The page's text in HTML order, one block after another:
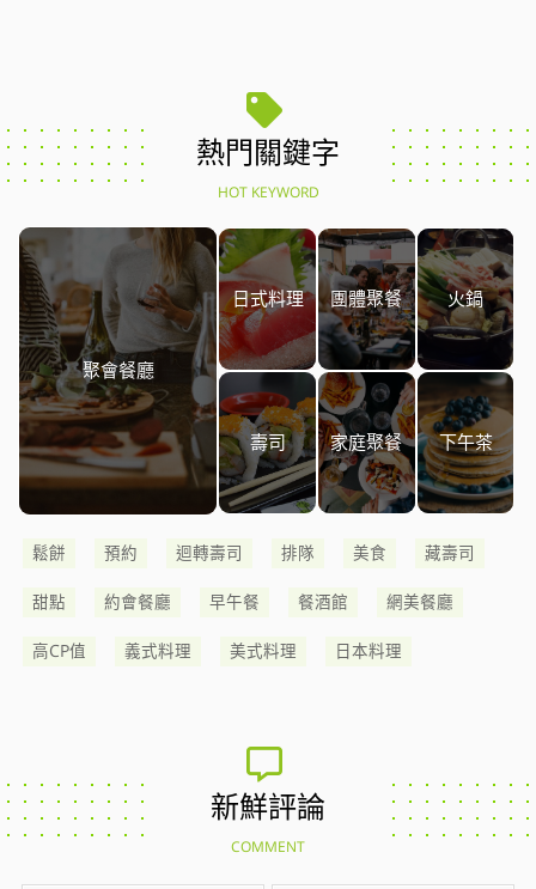
熱門關鍵字
HOT KEYWORD
聚會餐廳
日式料理 團體聚餐 火鍋
壽司 家庭聚餐 下午茶
鬆餅 預約 迴轉壽司 排隊 美食 藏壽司
甜點 約會餐廳 早午餐 餐酒館 網美餐廳
高CP值 義式料理 美式料理 日本料理
新鮮評論
COMMENT